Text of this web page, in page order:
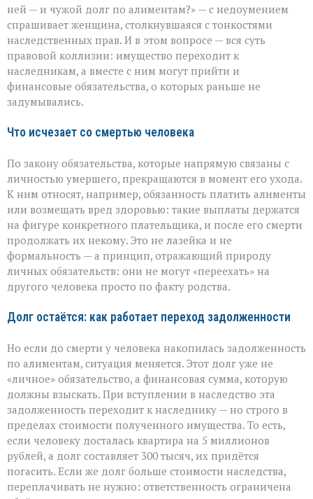
наследство:
проходит
граница
ней — и чужой долг по алиментам?» — с недоумением
спрашивает женщина, столкнувшаяся с тонкостями
наследственных прав. И в этом вопросе — вся суть
правовой коллизии: имущество переходит к
наследникам, а вместе с ним могут прийти и
финансовые обязательства, о которых раньше не
задумывались.
Что исчезает со смертью человека
По закону обязательства, которые напрямую связаны с
личностью умершего, прекращаются в момент его ухода.
К ним относят, например, обязанность платить алименты
или возмещать вред здоровью: такие выплаты держатся
на фигуре конкретного плательщика, и после его смерти
продолжать их некому. Это не лазейка и не
формальность — а принцип, отражающий природу
личных обязательств: они не могут «переехать» на
другого человека просто по факту родства.
Долг остаётся: как работает переход задолженности
Но если до смерти у человека накопилась задолженность
по алиментам, ситуация меняется. Этот долг уже не
«личное» обязательство, а финансовая сумма, которую
должны взыскать. При вступлении в наследство эта
задолженность переходит к наследнику — но строго в
пределах стоимости полученного имущества. То есть,
если человеку досталась квартира на 5 миллионов
рублей, а долг составляет 300 тысяч, их придётся
погасить. Если же долг больше стоимости наследства,
переплачивать не нужно: ответственность ограничена